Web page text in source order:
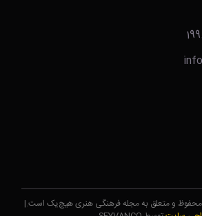
محفوظ و متعلق به مجله فرهنگی هنری هیچ‌یک است.|